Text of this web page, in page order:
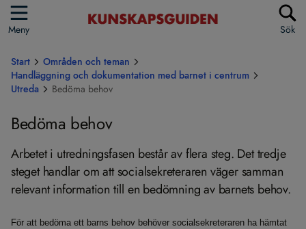
Meny Sök
Start
Områden och teman
Handläggning och dokumentation med barnet i centrum
Utreda
Bedöma behov
Bedöma behov
Arbetet i utredningsfasen består av flera steg. Det tredje
steget handlar om att socialsekreteraren väger samman
relevant information till en bedömning av barnets behov.
För att bedöma ett barns behov behöver socialsekreteraren ha hämtat